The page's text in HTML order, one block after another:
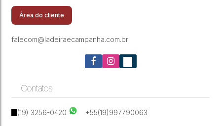
coração do Cambuí - Campinas
Área do cliente
falecom@ladeiraecampanha.com.br
Contatos
(19) 3256-0420 +55(19)997790063